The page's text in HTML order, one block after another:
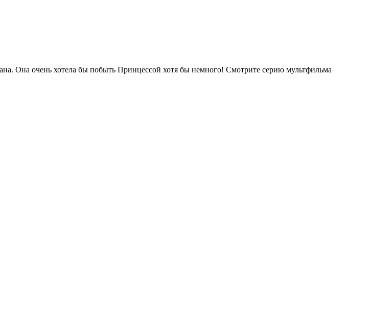
Она очень хотела бы побыть Принцессой хотя бы немного! Смотрите серию мультфильма